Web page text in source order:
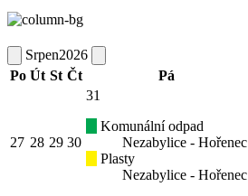
Srpen2026
Po Út St Čt Pá
27 28 29 30
31
Komunální odpad
Nezabylice - Hořenec
Plasty
Nezabylice - Hořenec